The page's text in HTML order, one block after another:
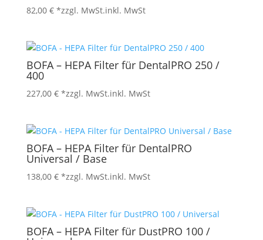
82,00 € *zzgl. MwSt.inkl. MwSt
BOFA – HEPA Filter für DentalPRO 250 /
400
227,00 € *zzgl. MwSt.inkl. MwSt
BOFA – HEPA Filter für DentalPRO
Universal / Base
138,00 € *zzgl. MwSt.inkl. MwSt
BOFA – HEPA Filter für DustPRO 100 /